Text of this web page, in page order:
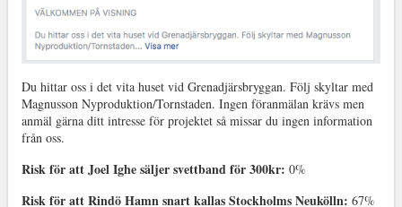
Du hittar oss i det vita huset vid Grenadjärsbryggan. Följ skyltar med
Magnusson Nyproduktion/Tornstaden. Ingen föranmälan krävs men
anmäl gärna ditt intresse för projektet så missar du ingen information
från oss.
Risk för att Joel Ighe säljer svettband för 300kr: 0%
Risk för att Rindö Hamn snart kallas Stockholms Neukölln: 67%